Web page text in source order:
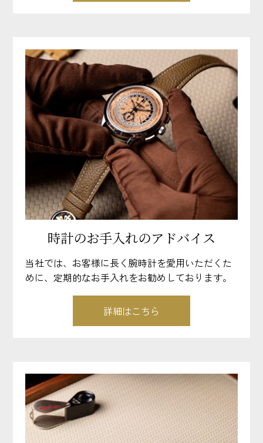
時計のお手入れのアドバイス
当社では、お客様に長く腕時計を愛用いただくた
めに、定期的なお手入れをお勧めしております。
詳細はこちら